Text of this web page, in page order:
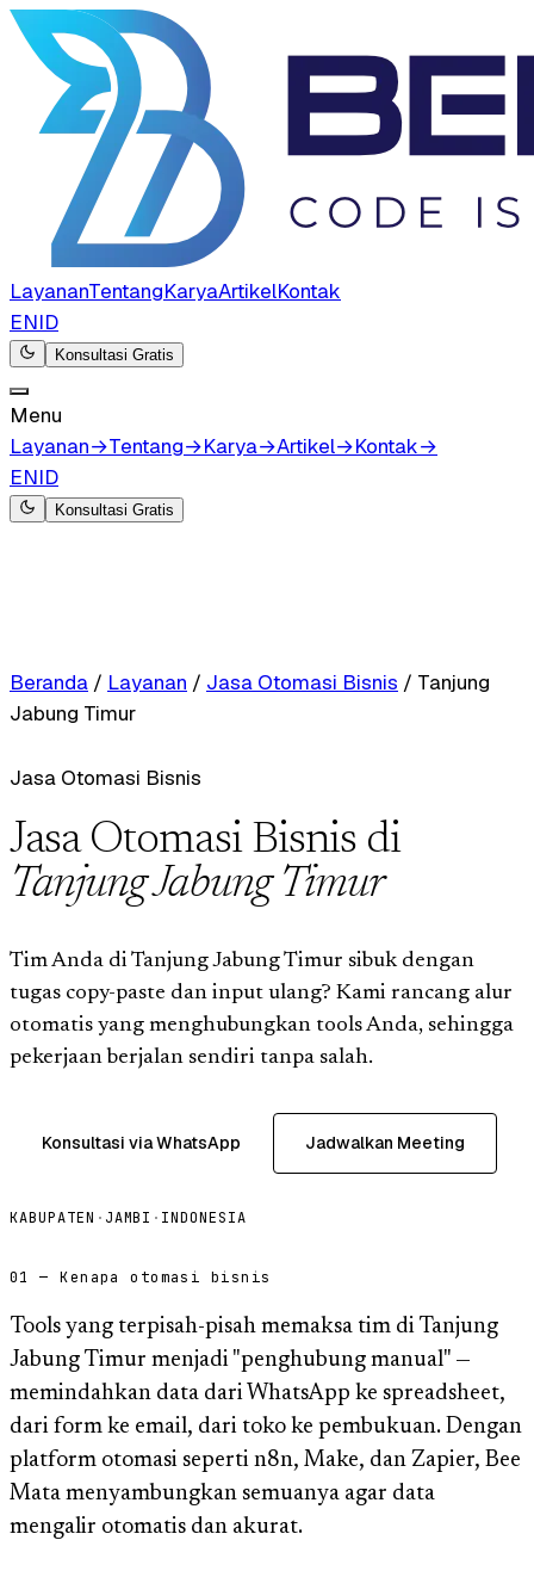
LayananTentangKaryaArtikelKontak
ENID
Konsultasi Gratis
Menu
Layanan→Tentang→Karya→Artikel→Kontak→
ENID
Konsultasi Gratis
Beranda / Layanan / Jasa Otomasi Bisnis / Tanjung
Jabung Timur
Jasa Otomasi Bisnis
Jasa Otomasi Bisnis di
Tanjung Jabung Timur
Tim Anda di Tanjung Jabung Timur sibuk dengan
tugas copy-paste dan input ulang? Kami rancang alur
otomatis yang menghubungkan tools Anda, sehingga
pekerjaan berjalan sendiri tanpa salah.
Konsultasi via WhatsApp Jadwalkan Meeting
KABUPATEN · JAMBI · INDONESIA
01 — Kenapa otomasi bisnis
Tools yang terpisah-pisah memaksa tim di Tanjung
Jabung Timur menjadi "penghubung manual" —
memindahkan data dari WhatsApp ke spreadsheet,
dari form ke email, dari toko ke pembukuan. Dengan
platform otomasi seperti n8n, Make, dan Zapier, Bee
Mata menyambungkan semuanya agar data
mengalir otomatis dan akurat.